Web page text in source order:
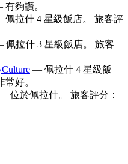
夠讚。
拉什 4 星級飯店。 旅客評
佩拉什 3 星級飯店。 旅客
— 佩拉什 4 星級飯
好。
位於佩拉什。 旅客評分：